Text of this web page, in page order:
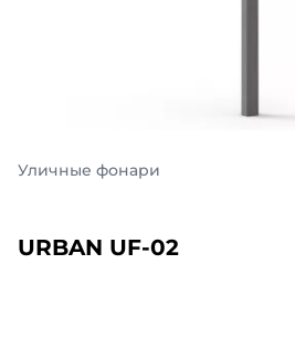
Фасадные
Панель